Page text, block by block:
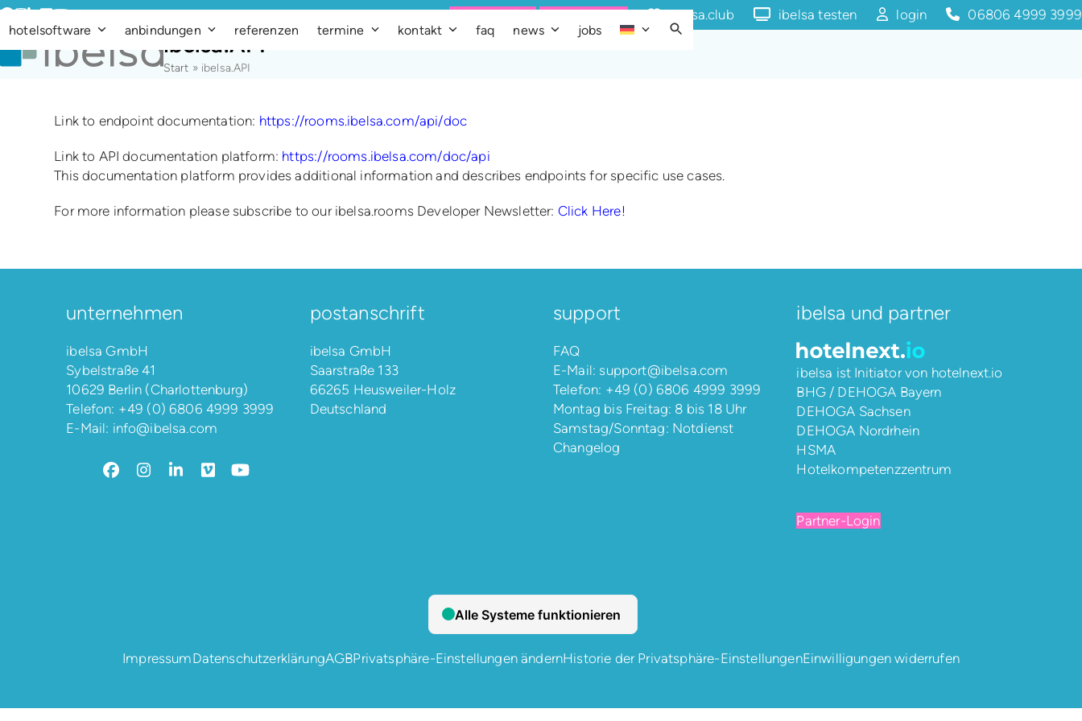
Skip
to
content
Facebook
Instagram
LinkedIn
Vimeo Demo buchen Quick Support ibelsa.club ibelsa testen login 06806 4999 3999
hotelsoftware anbindungen referenzen termine kontakt faq news jobs
ibelsa.API
Start » ibelsa.API
Link to endpoint documentation: https://rooms.ibelsa.com/api/doc
Link to API documentation platform: https://rooms.ibelsa.com/doc/api
This documentation platform provides additional information and describes endpoints for specific use cases.
For more information please subscribe to our ibelsa.rooms Developer Newsletter: Click Here!
unternehmen
ibelsa GmbH
Sybelstraße 41
10629 Berlin (Charlottenburg)
Telefon: +49 (0) 6806 4999 3999
E-Mail: info@ibelsa.com
Facebook
Instagram
LinkedIn
VimeoYouTube
postanschrift
ibelsa GmbH
Saarstraße 133
66265 Heusweiler-Holz
Deutschland
support
FAQ
E-Mail: support@ibelsa.com
Telefon: +49 (0) 6806 4999 3999
Montag bis Freitag: 8 bis 18 Uhr
Samstag/Sonntag: Notdienst
Changelog
ibelsa und partner
ibelsa ist Initiator von hotelnext.io
BHG / DEHOGA Bayern
DEHOGA Sachsen
DEHOGA Nordrhein
HSMA
Hotelkompetenzzentrum
Partner-Login
ImpressumDatenschutzerklärungAGBPrivatsphäre-Einstellungen ändernHistorie der Privatsphäre-EinstellungenEinwilligungen widerrufen